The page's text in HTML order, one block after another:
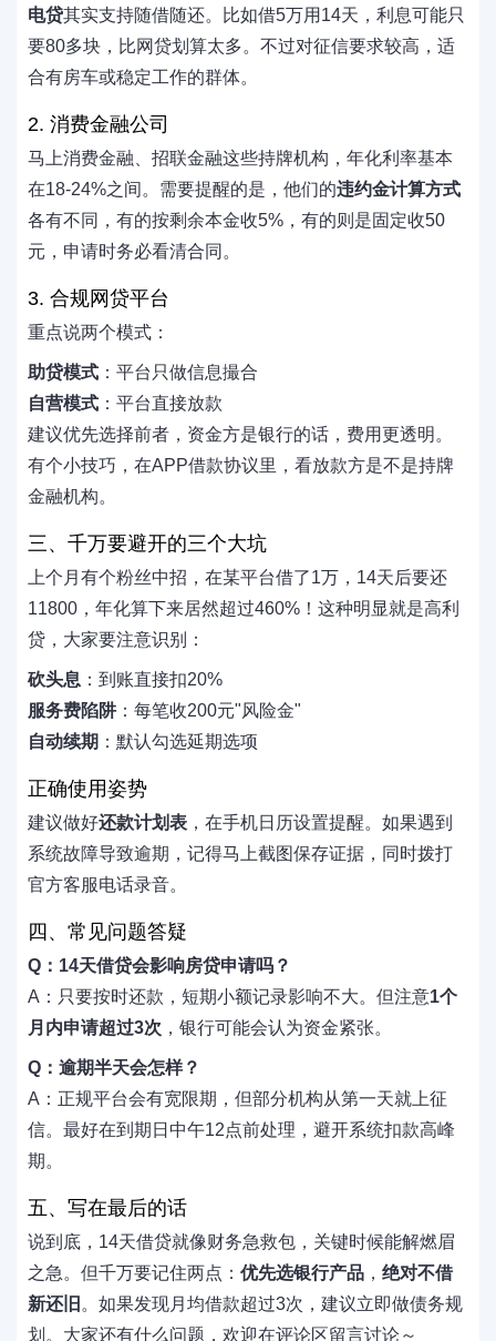
电贷其实支持随借随还。比如借5万用14天，利息可能只
要80多块，比网贷划算太多。不过对征信要求较高，适
合有房车或稳定工作的群体。
2. 消费金融公司
马上消费金融、招联金融这些持牌机构，年化利率基本
在18-24%之间。需要提醒的是，他们的违约金计算方式
各有不同，有的按剩余本金收5%，有的则是固定收50
元，申请时务必看清合同。
3. 合规网贷平台
重点说两个模式：
助贷模式 ：平台只做信息撮合
自营模式 ：平台直接放款
建议优先选择前者，资金方是银行的话，费用更透明。
有个小技巧，在APP借款协议里，看放款方是不是持牌
金融机构。
三、千万要避开的三个大坑
上个月有个粉丝中招，在某平台借了1万，14天后要还
11800，年化算下来居然超过460%！这种明显就是高利
贷，大家要注意识别：
砍头息 ：到账直接扣20%
服务费陷阱 ：每笔收200元"风险金"
自动续期 ：默认勾选延期选项
正确使用姿势
建议做好还款计划表 ，在手机日历设置提醒。如果遇到
系统故障导致逾期，记得马上截图保存证据，同时拨打
官方客服电话录音。
四、常见问题答疑
Q：14天借贷会影响房贷申请吗？
A：只要按时还款，短期小额记录影响不大。但注意1个
月内申请超过3次 ，银行可能会认为资金紧张。
Q：逾期半天会怎样？
A：正规平台会有宽限期，但部分机构从第一天就上征
信。最好在到期日中午12点前处理，避开系统扣款高峰
期。
五、写在最后的话
说到底，14天借贷就像财务急救包，关键时候能解燃眉
之急。但千万要记住两点： 优先选银行产品 ， 绝对不借
新还旧 。如果发现月均借款超过3次，建议立即做债务规
划。大家还有什么问题，欢迎在评论区留言讨论～